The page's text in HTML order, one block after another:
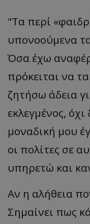
"Τα περί
υπονοούμενα
Όσα έχω
πρόκειται να
ζητήσω άδεια
εκλεγμένος, όχι
μοναδική μου
οι πολίτες σε
υπηρετώ και
Αν η αλήθεια
Σημαίνει πως